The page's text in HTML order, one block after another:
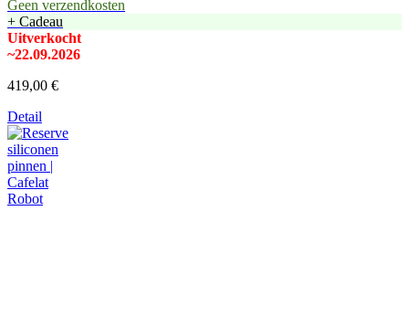
Geen verzendkosten
+ Cadeau
Uitverkocht
~22.09.2026
419,00 €
Detail